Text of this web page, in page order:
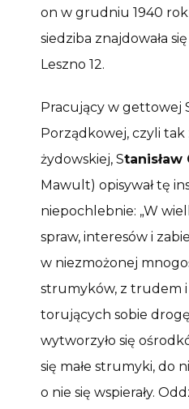
on w grudniu 1940
siedziba znajdowała
Leszno 12.
Pracujący w gettowej
Porządkowej, czyli tak
żydowskiej, Stanisław
Mawult) opisywał tę
niepochlebnie: „W
spraw, interesów i
w niezmożonej
strumyków, z trudem i
torujących sobie
wytworzyło się
się małe strumyki, do
o nie się wspierały.